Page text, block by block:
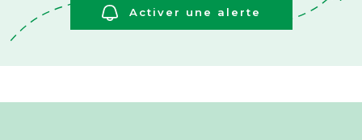
Activer une alerte
CRITÈRES SUPPLÉMENTAIRES
Terrasse